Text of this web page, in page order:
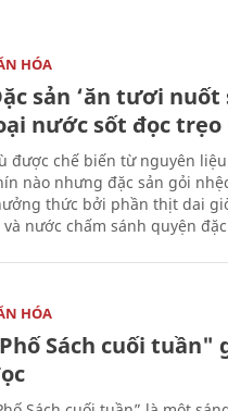
HÓA
sản ‘ăn tươi
nước sốt đọc trẹo
được chế biến từ nguyên
nào nhưng đặc sản gỏi
thức bởi phần thịt dai
và nước chấm sánh quyện
HÓA
Sách cuối tuần"